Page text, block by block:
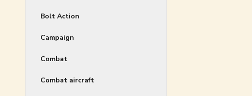
Bolt Action
Campaign
Combat
Combat aircraft